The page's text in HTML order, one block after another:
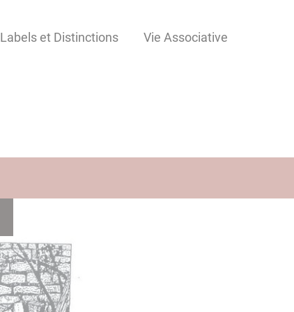
Labels et Distinctions Vie Associative